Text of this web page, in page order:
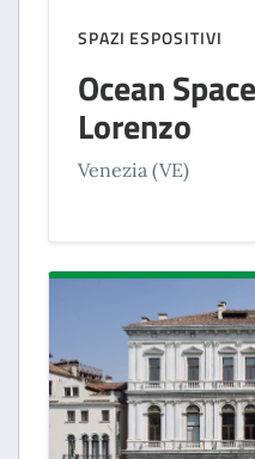
SPAZI ESPOSITIVI
Ocean
Lorenzo
Venezia (VE)